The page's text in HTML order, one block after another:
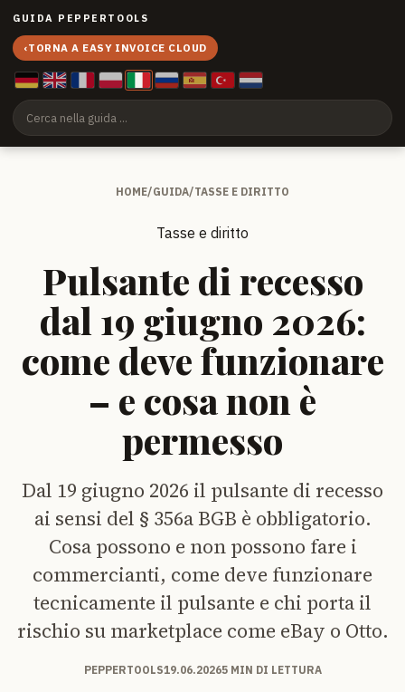
GUIDA PEPPERTOOLS
‹TORNA A EASY INVOICE CLOUD
HOME/GUIDA/TASSE E DIRITTO
Tasse e diritto
Pulsante di recesso
dal 19 giugno 2026:
come deve funzionare
– e cosa non è
permesso
Dal 19 giugno 2026 il pulsante di recesso
ai sensi del § 356a BGB è obbligatorio.
Cosa possono e non possono fare i
commercianti, come deve funzionare
tecnicamente il pulsante e chi porta il
rischio su marketplace come eBay o Otto.
PEPPERTOOLS19.06.20265 MIN DI LETTURA